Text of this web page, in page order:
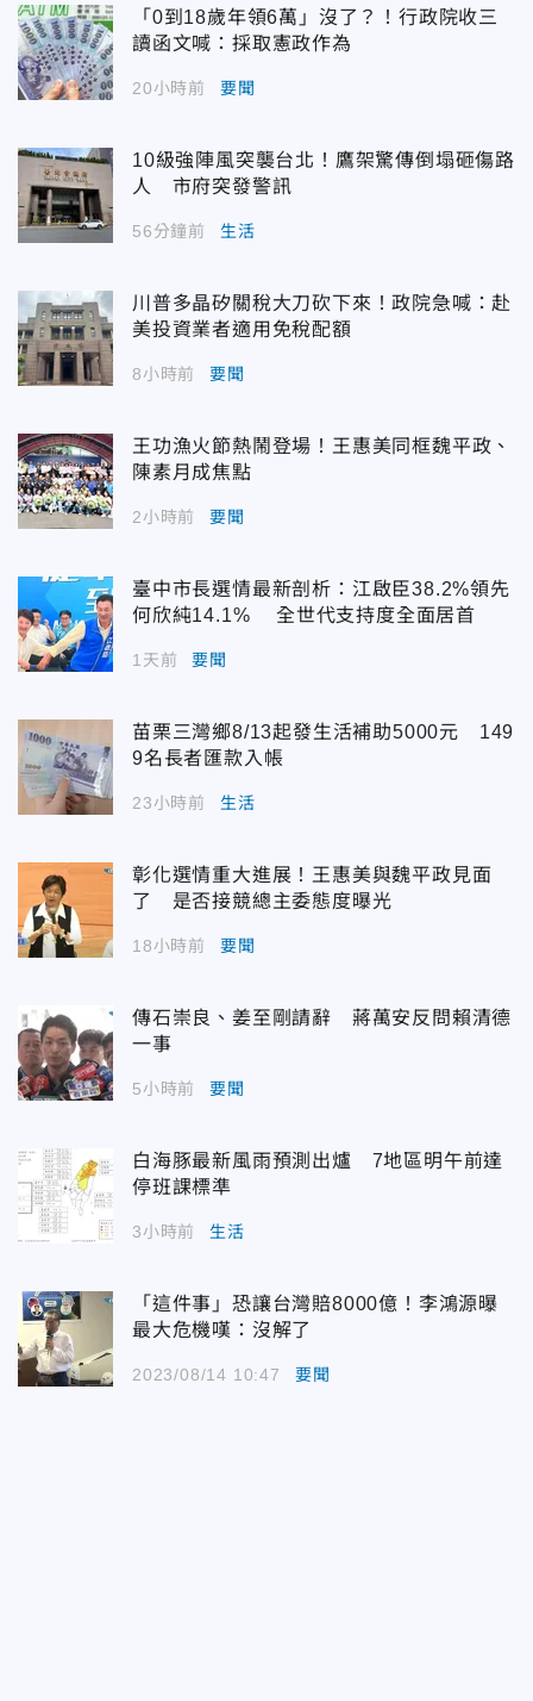
「0到18歲年領6萬」沒了？！行政院收三
讀函文喊：採取憲政作為
20小時前 要聞
10級強陣風突襲台北！鷹架驚傳倒塌砸傷路
人 市府突發警訊
56分鐘前 生活
川普多晶矽關稅大刀砍下來！政院急喊：赴
美投資業者適用免稅配額
8小時前 要聞
王功漁火節熱鬧登場！王惠美同框魏平政、
陳素月成焦點
2小時前 要聞
臺中市長選情最新剖析：江啟臣38.2%領先
何欣純14.1% 全世代支持度全面居首
1天前 要聞
苗栗三灣鄉8/13起發生活補助5000元 149
9名長者匯款入帳
23小時前 生活
彰化選情重大進展！王惠美與魏平政見面
了 是否接競總主委態度曝光
18小時前 要聞
傳石崇良、姜至剛請辭 蔣萬安反問賴清德
一事
5小時前 要聞
白海豚最新風雨預測出爐 7地區明午前達
停班課標準
3小時前 生活
「這件事」恐讓台灣賠8000億！李鴻源曝
最大危機嘆：沒解了
2023/08/14 10:47 要聞